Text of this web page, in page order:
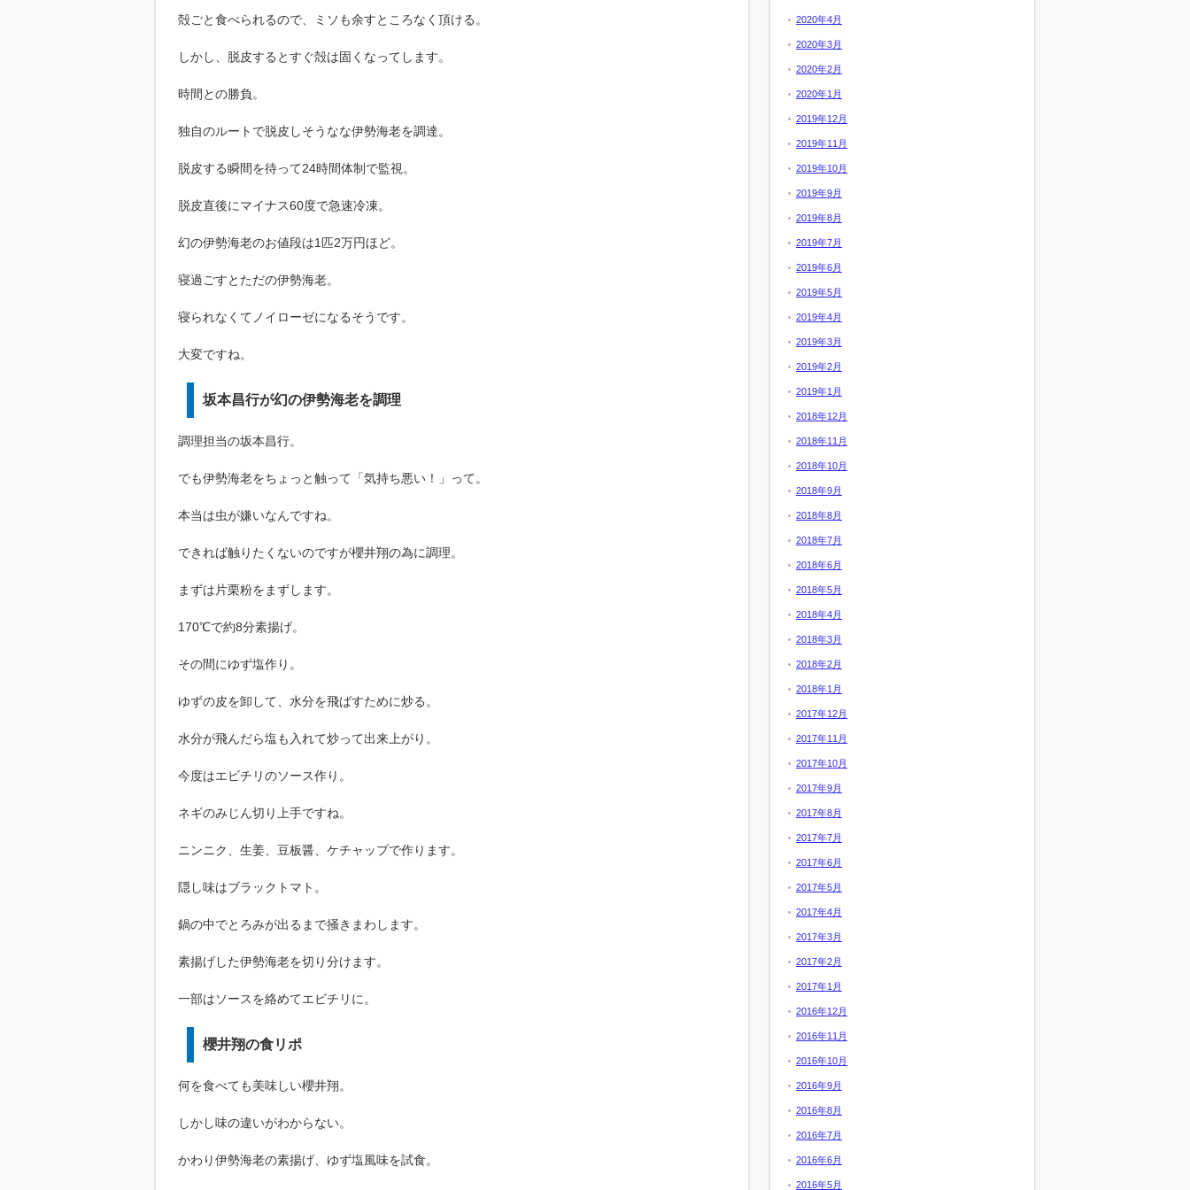
殻ごと食べられるので、ミソも余すところなく頂ける。
しかし、脱皮するとすぐ殻は固くなってします。
時間との勝負。
独自のルートで脱皮しそうなな伊勢海老を調達。
脱皮する瞬間を待って24時間体制で監視。
脱皮直後にマイナス60度で急速冷凍。
幻の伊勢海老のお値段は1匹2万円ほど。
寝過ごすとただの伊勢海老。
寝られなくてノイローゼになるそうです。
大変ですね。
坂本昌行が幻の伊勢海老を調理
調理担当の坂本昌行。
でも伊勢海老をちょっと触って「気持ち悪い！」って。
本当は虫が嫌いなんですね。
できれば触りたくないのですが櫻井翔の為に調理。
まずは片栗粉をまずします。
170℃で約8分素揚げ。
その間にゆず塩作り。
ゆずの皮を卸して、水分を飛ばすために炒る。
水分が飛んだら塩も入れて炒って出来上がり。
今度はエビチリのソース作り。
ネギのみじん切り上手ですね。
ニンニク、生姜、豆板醤、ケチャップで作ります。
隠し味はブラックトマト。
鍋の中でとろみが出るまで掻きまわします。
素揚げした伊勢海老を切り分けます。
一部はソースを絡めてエビチリに。
櫻井翔の食リポ
何を食べても美味しい櫻井翔。
しかし味の違いがわからない。
かわり伊勢海老の素揚げ、ゆず塩風味を試食。
2020年4月
2020年3月
2020年2月
2020年1月
2019年12月
2019年11月
2019年10月
2019年9月
2019年8月
2019年7月
2019年6月
2019年5月
2019年4月
2019年3月
2019年2月
2019年1月
2018年12月
2018年11月
2018年10月
2018年9月
2018年8月
2018年7月
2018年6月
2018年5月
2018年4月
2018年3月
2018年2月
2018年1月
2017年12月
2017年11月
2017年10月
2017年9月
2017年8月
2017年7月
2017年6月
2017年5月
2017年4月
2017年3月
2017年2月
2017年1月
2016年12月
2016年11月
2016年10月
2016年9月
2016年8月
2016年7月
2016年6月
2016年5月